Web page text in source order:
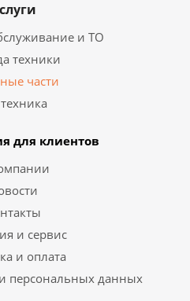
и ТО
техники
части
для клиентов
и сервис
и оплата
персональных данных